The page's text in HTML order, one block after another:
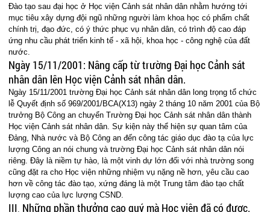
Đào tạo sau đại học ở Học viện Cảnh sát nhân dân nhằm hướng tới
mục tiêu xây dựng đội ngũ những người làm khoa học có phẩm chất
chính trị, đạo đức, có ý thức phục vụ nhân dân, có trình độ cao đáp
ứng nhu cầu phát triển kinh tế - xã hội, khoa học - công nghệ của đất
nước.
Ngày 15/11/2001: Nâng cấp từ trường Đại học Cảnh sát
nhân dân lên Học viện Cảnh sát nhân dân.
Ngày 15/11/2001 trường Đại học Cảnh sát nhân dân long trọng tổ chức
lễ Quyết định số 969/2001/BCA(X13) ngày 2 tháng 10 năm 2001 của Bộ
trưởng Bộ Công an chuyển Trường Đại học Cảnh sát nhân dân thành
Học viện Cảnh sát nhân dân. Sự kiện này thể hiện sự quan tâm của
Đảng, Nhà nước và Bộ Công an đến công tác giáo dục đào tạ của lực
lượng Công an nói chung và trường Đại học Cảnh sát nhân dân nói
riêng. Đây là niềm tự hào, là một vinh dự lớn đối với nhà trường song
cũng đặt ra cho Học viện những nhiệm vụ nặng nề hơn, yêu cầu cao
hơn về công tác đào tạo, xứng đáng là một Trung tâm đào tạo chất
lượng cao của lực lượng CSND.
III. Những phần thưởng cao quý mà Học viện đã có được.